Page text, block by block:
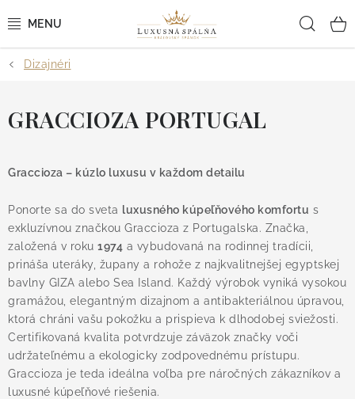
na
POSTEĽNÉ OBLIEČKY
BYTOVÝ TEXTIL
KÚPEĽŇA + WELLNESS
DIZAJNÉRI
O nás Blog Doprava
Kontakt
Obchodné podmienky
Dizajnéri
GRACCIOZA PORTUGAL
Graccioza – kúzlo luxusu v každom detailu
Ponorte sa do sveta luxusného kúpeľňového komfortu s
exkluzívnou značkou Graccioza z Portugalska. Značka,
založená v roku 1974 a vybudovaná na rodinnej tradícii,
prináša uteráky, župany a rohože z najkvalitnejšej egyptskej
bavlny GIZA alebo Sea Island. Každý výrobok vyniká vysokou
gramážou, elegantným dizajnom a antibakteriálnou úpravou,
ktorá chráni vašu pokožku a prispieva k dlhodobej sviežosti.
Certifikovaná kvalita potvrdzuje záväzok značky voči
udržateľnému a ekologicky zodpovednému prístupu.
Graccioza je teda ideálna voľba pre náročných zákazníkov a
luxusné kúpeľňové riešenia.